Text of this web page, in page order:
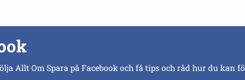
Allt Om Spara på Facebook och få tips och råd hur du